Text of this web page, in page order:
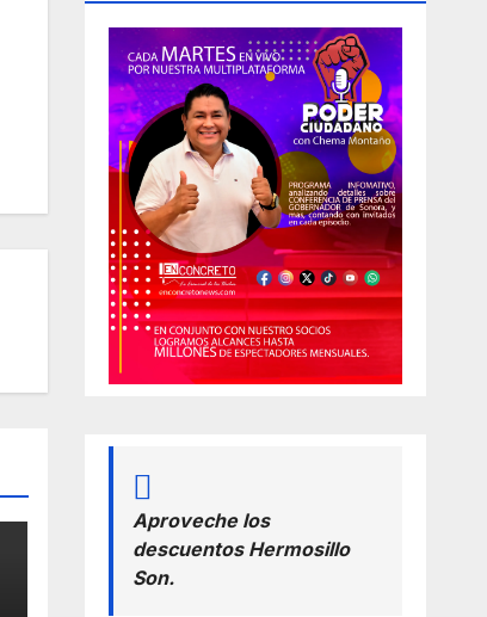
Aproveche los
descuentos Hermosillo
Son.